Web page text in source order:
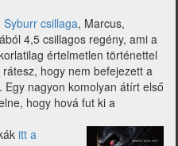
Syburr csillaga, Marcus,
4,5 csillagos regény, ami a
értelmetlen történettel
hogy nem befejezett a
Egy nagyon komolyan átírt első
hogy hová fut ki a
itt a